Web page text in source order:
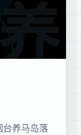
台养马岛落